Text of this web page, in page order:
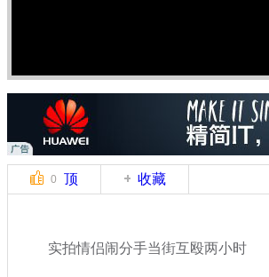
0 顶 收藏
实拍情侣闹分手当街互殴两小时